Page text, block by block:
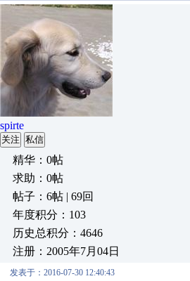
spirte
关注 私信
精华：0帖
求助：0帖
帖子：6帖 | 69回
年度积分：103
历史总积分：4646
注册：2005年7月04日
发表于：2016-07-30 12:40:43